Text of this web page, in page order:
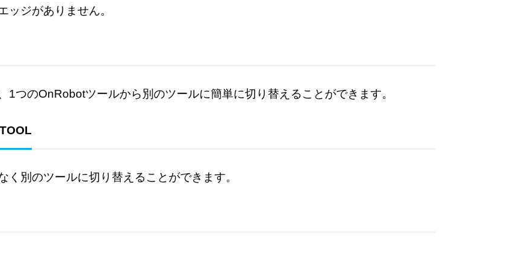
ッジがありません。
つのOnRobotツールから別のツールに簡単に切り替えることができます。
別のツールに切り替えることができます。